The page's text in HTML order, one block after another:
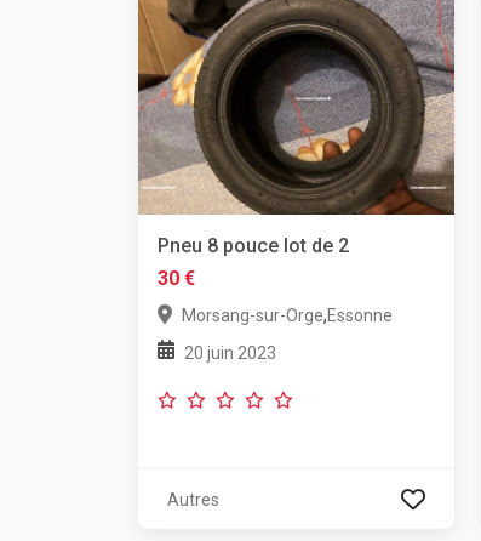
Pneu 8 pouce lot de 2
30 €
Morsang-sur-Orge,Essonne
20 juin 2023
Autres